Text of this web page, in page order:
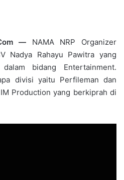
— NAMA NRP Organizer
Nadya Rahayu Pawitra yang
bidang Entertainment.
divisi yaitu Perfileman dan
Production yang berkiprah di